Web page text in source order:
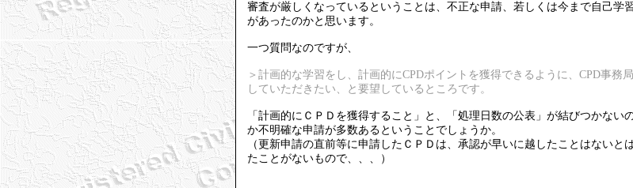
審査が厳しくなっているということは、不正な申請、若しくは今まで自己学
があったのかと思います。
一つ質問なのですが、
＞計画的な学習をし、計画的にCPDポイントを獲得できるように、CPD事務
していただきたい、と要望しているところです。
「計画的にＣＰＤを獲得すること」と、「処理日数の公表」が結びつかない
か不明確な申請が多数あるということでしょうか。
（更新申請の直前等に申請したＣＰＤは、承認が早いに越したことはないと
たことがないもので、、、）